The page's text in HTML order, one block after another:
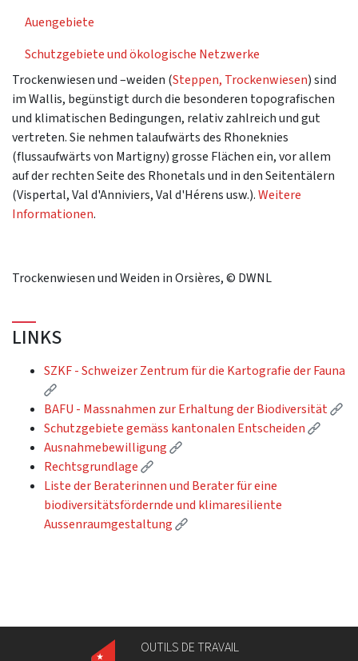
Auengebiete
Schutzgebiete und ökologische Netzwerke
Trockenwiesen und –weiden (Steppen, Trockenwiesen) sind
im Wallis, begünstigt durch die besonderen topografischen
und klimatischen Bedingungen, relativ zahlreich und gut
vertreten. Sie nehmen talaufwärts des Rhoneknies
(flussaufwärts von Martigny) grosse Flächen ein, vor allem
auf der rechten Seite des Rhonetals und in den Seitentälern
(Vispertal, Val d'Anniviers, Val d'Hérens usw.).Weitere
Informationen.
Trockenwiesen und Weiden in Orsières, © DWNL
LINKS
SZKF - Schweizer Zentrum für die Kartografie der Fauna
(External link)
BAFU - Massnahmen zur Erhaltung der Biodiversität
Schutzgebiete gemäss kantonalen Entscheiden
Ausnahmebewilligung
(External link)
Rechtsgrundlage
(External link)
Liste der Beraterinnen und Berater für eine
biodiversitätsfördernde und klimaresiliente
Aussenraumgestaltung
(External link)
OUTILS DE TRAVAIL